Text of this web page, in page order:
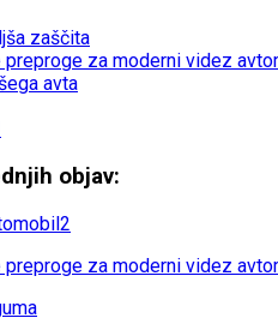
zaščita
za moderni videz
avta
objav:
za moderni videz